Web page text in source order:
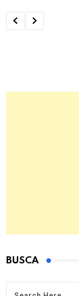
BUSCA